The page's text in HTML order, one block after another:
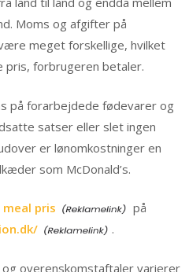
Moms og afgifter på
meget forskellige, hvilket
pris, forbrugeren betaler.
på forarbejdede fødevarer og
satser eller slet ingen
er lønomkostninger en
som McDonald’s.
meal pris
på
.
overenskomstaftaler varierer